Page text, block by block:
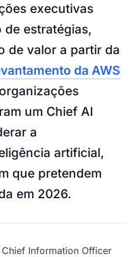
executivas
estratégias,
de valor a partir da
da AWS
um Chief AI
a
artificial,
que pretendem
em 2026.
Chief Information Officer